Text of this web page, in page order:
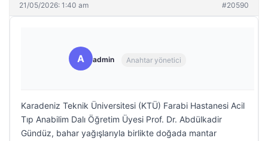
21/05/2026: 1:40 am #20590
A admin Anahtar yönetici
Karadeniz Teknik Üniversitesi (KTÜ) Farabi Hastanesi Acil
Tıp Anabilim Dalı Öğretim Üyesi Prof. Dr. Abdülkadir
Gündüz, bahar yağışlarıyla birlikte doğada mantar